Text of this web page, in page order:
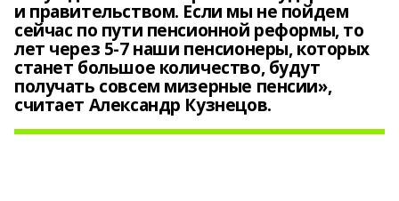
и правительством. Если мы не пойдем
сейчас по пути пенсионной реформы, то
лет через 5-7 наши пенсионеры, которых
станет большое количество, будут
получать совсем мизерные пенсии»,
считает Александр Кузнецов.